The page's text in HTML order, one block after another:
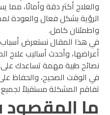
والعلاج أكثر دقة وأمانًا،
الرؤية بشكل فعال والعودة
واطمئنان كامل.
في هذا المقال نستعرض أسباب
أعراضها، وأحدث أساليب علاج
نصائح طبية مهمة تساعدك على
في الوقت الصحيح، والحفاظ
تفاقم المشكلة مستقبلاً لجميع
ما المقصود